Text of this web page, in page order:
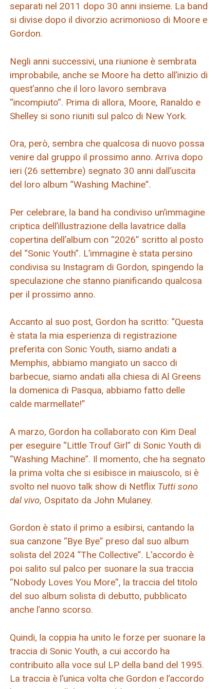
separati nel 2011 dopo 30 anni insieme. La band
si divise dopo il divorzio acrimonioso di Moore e
Gordon.
Negli anni successivi, una riunione è sembrata
improbabile, anche se Moore ha detto all’inizio di
quest’anno che il loro lavoro sembrava
“incompiuto”. Prima di allora, Moore, Ranaldo e
Shelley si sono riuniti sul palco di New York.
Ora, però, sembra che qualcosa di nuovo possa
venire dal gruppo il prossimo anno. Arriva dopo
ieri (26 settembre) segnato 30 anni dall’uscita
del loro album “Washing Machine”.
Per celebrare, la band ha condiviso un’immagine
criptica dell’illustrazione della lavatrice dalla
copertina dell’album con “2026” scritto al posto
del “Sonic Youth”. L’immagine è stata persino
condivisa su Instagram di Gordon, spingendo la
speculazione che stanno pianificando qualcosa
per il prossimo anno.
Accanto al suo post, Gordon ha scritto: “Questa
è stata la mia esperienza di registrazione
preferita con Sonic Youth, siamo andati a
Memphis, abbiamo mangiato un sacco di
barbecue, siamo andati alla chiesa di Al Greens
la domenica di Pasqua, abbiamo fatto delle
calde marmellate!”
A marzo, Gordon ha collaborato con Kim Deal
per eseguire “Little Trouf Girl” di Sonic Youth di
“Washing Machine”. Il momento, che ha segnato
la prima volta che si esibisce in maiuscolo, si è
svolto nel nuovo talk show di Netflix Tutti sono
dal vivo, Ospitato da John Mulaney.
Gordon è stato il primo a esibirsi, cantando la
sua canzone “Bye Bye” preso dal suo album
solista del 2024 “The Collective”. L’accordo è
poi salito sul palco per suonare la sua traccia
“Nobody Loves You More”, la traccia del titolo
del suo album solista di debutto, pubblicato
anche l’anno scorso.
Quindi, la coppia ha unito le forze per suonare la
traccia di Sonic Youth, a cui accordo ha
contribuito alla voce sul LP della band del 1995.
La traccia è l’unica volta che Gordon e l’accordo